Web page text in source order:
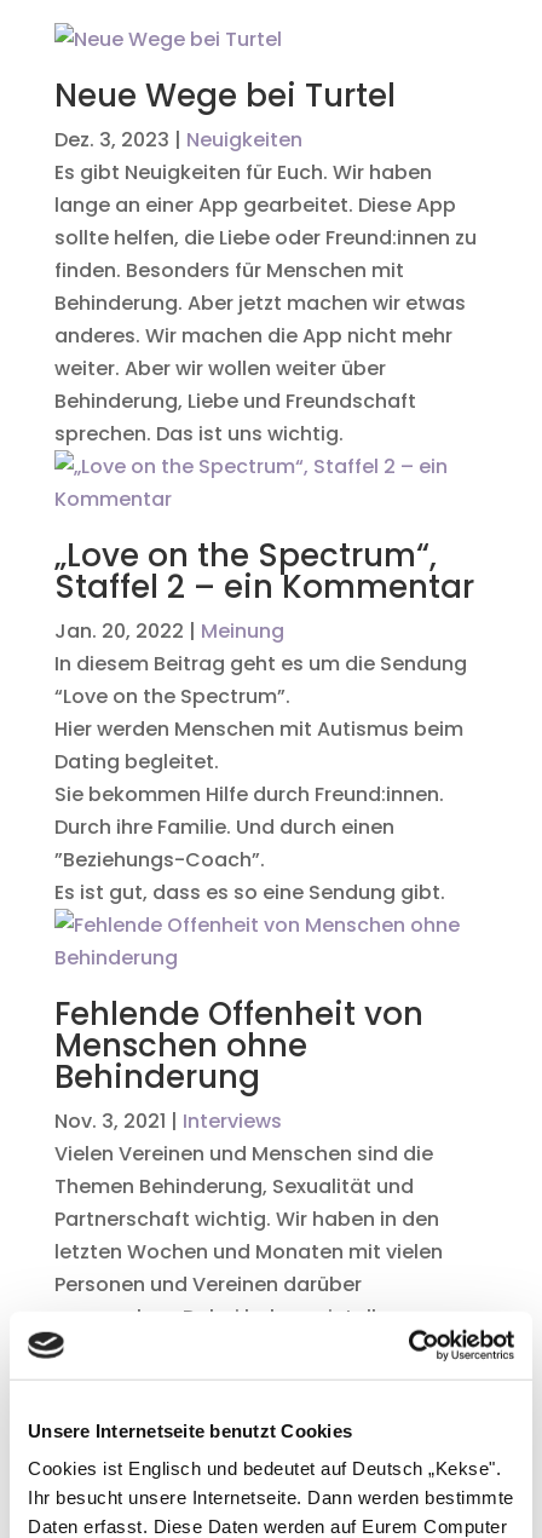
Unsere Internetseite benutzt Cookies
Cookies ist Englisch und bedeutet auf Deutsch „Kekse".
Ihr besucht unsere Internetseite. Dann werden bestimmte
Daten erfasst. Diese Daten werden auf Eurem Computer
Neue Wege bei Turtel
Dez. 3, 2023 | Neuigkeiten
Es gibt Neuigkeiten für Euch. Wir haben
lange an einer App gearbeitet. Diese App
sollte helfen, die Liebe oder Freund:innen zu
finden. Besonders für Menschen mit
Behinderung. Aber jetzt machen wir etwas
anderes. Wir machen die App nicht mehr
weiter. Aber wir wollen weiter über
Behinderung, Liebe und Freundschaft
sprechen. Das ist uns wichtig.
„Love on the Spectrum“,
Staffel 2 – ein Kommentar
Jan. 20, 2022 | Meinung
In diesem Beitrag geht es um die Sendung
“Love on the Spectrum”.
Hier werden Menschen mit Autismus beim
Dating begleitet.
Sie bekommen Hilfe durch Freund:innen.
Durch ihre Familie. Und durch einen
”Beziehungs-Coach”.
Es ist gut, dass es so eine Sendung gibt.
Fehlende Offenheit von
Menschen ohne
Behinderung
Nov. 3, 2021 | Interviews
Vielen Vereinen und Menschen sind die
Themen Behinderung, Sexualität und
Partnerschaft wichtig. Wir haben in den
letzten Wochen und Monaten mit vielen
Personen und Vereinen darüber
gesprochen. Dabei haben wir tolle
Menschen kennengelernt. Wir möchten
euch von diesen Menschen erzählen.